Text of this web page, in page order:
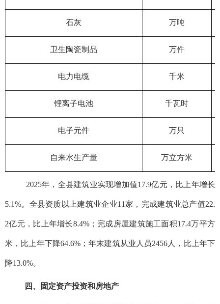
石灰 万吨
卫生陶瓷制品 万件
电力电缆 千米
锂离子电池 千瓦时
电子元件 万只
自来水生产量 万立方米
2025年，全县建筑业实现增加值17.9亿元，比上年增长
5.1%。全县资质以上建筑业企业11家，完成建筑业总产值22.
2亿元，比上年增长8.4%；完成房屋建筑施工面积17.4万平方
米，比上年下降64.6%；年末建筑从业人员2456人，比上年下
降13.0%。
四、固定资产投资和房地产